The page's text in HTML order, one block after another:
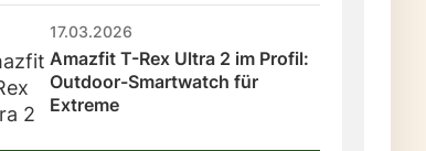
17.03.2026
Amazfit T-Rex Ultra 2 im Profil:
Outdoor-Smartwatch für
Extreme